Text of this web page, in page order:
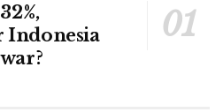
Indonesia